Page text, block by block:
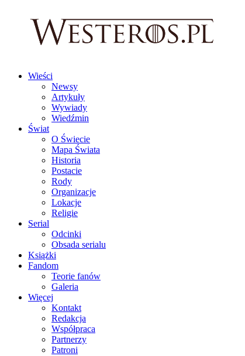
Wieści
Newsy
Artykuły
Wywiady
Wiedźmin
Świat
O Świecie
Mapa Świata
Historia
Postacie
Rody
Organizacje
Lokacje
Religie
Serial
Odcinki
Obsada serialu
Książki
Fandom
Teorie fanów
Galeria
Więcej
Kontakt
Redakcja
Współpraca
Partnerzy
Patroni